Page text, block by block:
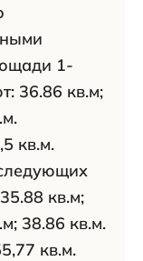
1-
36.86 кв.м;
кв.м.
кв.м;
38.86 кв.м.
кв.м.